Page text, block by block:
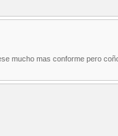
mucho mas conforme pero